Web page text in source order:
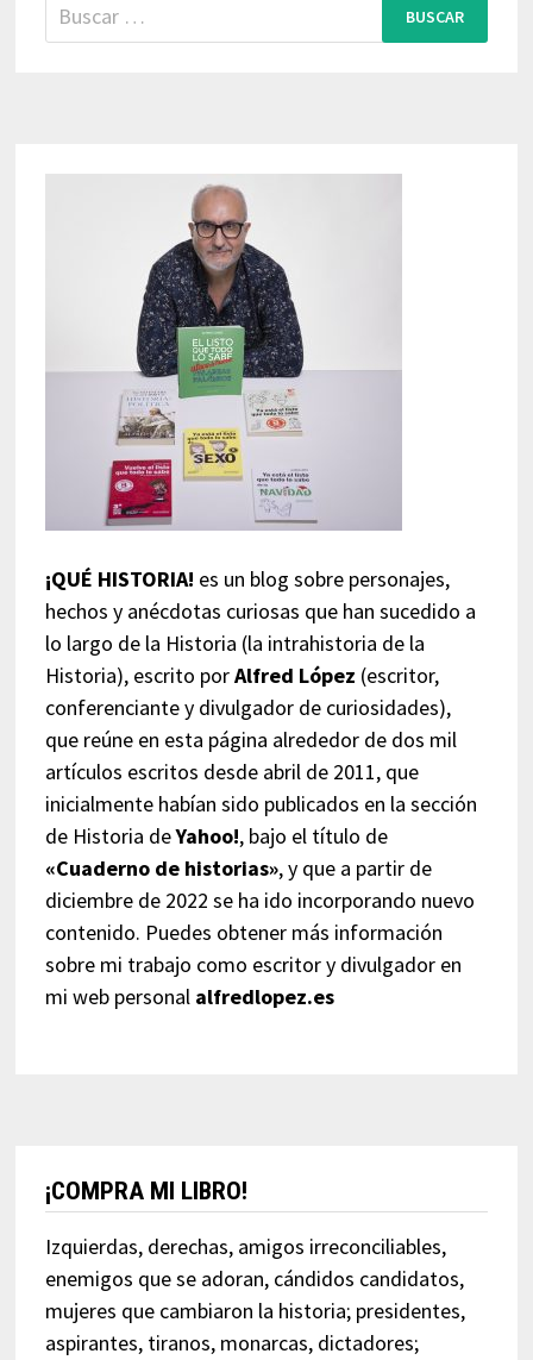
¡QUÉ HISTORIA! es un blog sobre personajes,
hechos y anécdotas curiosas que han sucedido a
lo largo de la Historia (la intrahistoria de la
Historia), escrito porAlfred López (escritor,
conferenciante y divulgador de curiosidades),
que reúne en esta página alrededor de dos mil
artículos escritos desde abril de 2011, que
inicialmente habían sido publicados en la sección
de Historia deYahoo!, bajo el título de
«Cuaderno de historias», y que a partir de
diciembre de 2022 se ha ido incorporando nuevo
contenido. Puedes obtener más información
sobre mi trabajo como escritor y divulgador en
mi web personal alfredlopez.es
¡COMPRA MI LIBRO!
Izquierdas, derechas, amigos irreconciliables,
enemigos que se adoran, cándidos candidatos,
mujeres que cambiaron la historia; presidentes,
aspirantes, tiranos, monarcas, dictadores;